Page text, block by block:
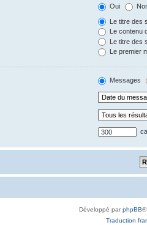
Oui
Le titre des
Le contenu
Le titre des
Le premier
Messages
Développé parphpBB®
Traduction